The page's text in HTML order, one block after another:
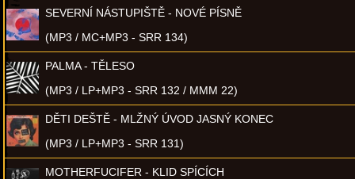
SEVERNÍ NÁSTUPIŠTĚ - NOVÉ PÍSNĚ
(MP3 / MC+MP3 - SRR 134)
PALMA - TĚLESO
(MP3 / LP+MP3 - SRR 132 / MMM 22)
DĚTI DEŠTĚ - MLŽNÝ ÚVOD JASNÝ KONEC
(MP3 / LP+MP3 - SRR 131)
MOTHERFUCIFER - KLID SPÍCÍCH